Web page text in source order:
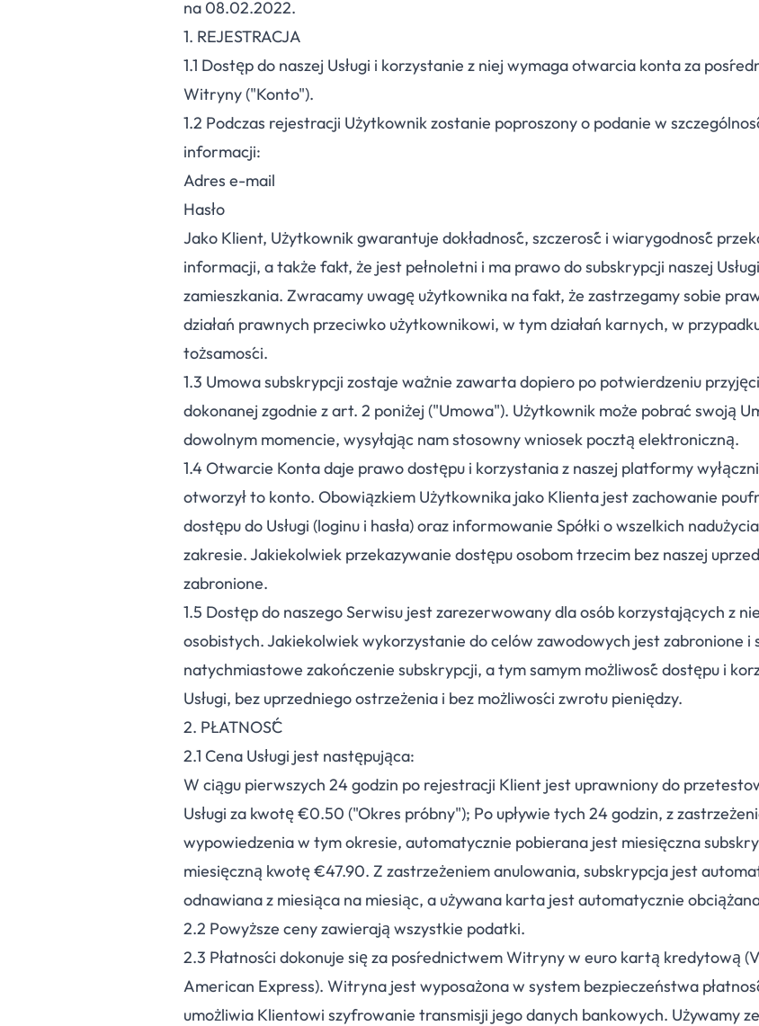
na 08.02.2022.
1. REJESTRACJA
1.1 Dostęp do naszej Usługi i korzystanie z niej wymaga otwarcia konta za
Witryny ("Konto").
1.2 Podczas rejestracji Użytkownik zostanie poproszony o podanie w
informacji:
Adres e-mail
Hasło
Jako Klient, Użytkownik gwarantuje dokładność, szczerość i wiarygodność
informacji, a także fakt, że jest pełnoletni i ma prawo do subskrypcji naszej
zamieszkania. Zwracamy uwagę użytkownika na fakt, że zastrzegamy sobie
działań prawnych przeciwko użytkownikowi, w tym działań karnych, w
tożsamości.
1.3 Umowa subskrypcji zostaje ważnie zawarta dopiero po potwierdzeniu
dokonanej zgodnie z art. 2 poniżej ("Umowa"). Użytkownik może pobrać swoją
dowolnym momencie, wysyłając nam stosowny wniosek pocztą elektroniczną.
1.4Otwarcie Konta daje prawo dostępu i korzystania z naszej platformy
otworzył to konto. Obowiązkiem Użytkownika jako Klienta jest zachowanie
dostępu do Usługi (loginu i hasła) oraz informowanie Spółki o wszelkich
zakresie. Jakiekolwiek przekazywanie dostępu osobom trzecim bez naszej
zabronione.
1.5 Dostęp do naszego Serwisu jest zarezerwowany dla osób korzystających z
osobistych. Jakiekolwiek wykorzystanie do celów zawodowych jest zabronione i
natychmiastowe zakończenie subskrypcji, a tym samym możliwość dostępu i
Usługi, bez uprzedniego ostrzeżenia i bez możliwości zwrotu pieniędzy.
2. PŁATNOŚĆ
2.1 Cena Usługi jest następująca:
W ciągu pierwszych 24 godzin po rejestracji Klient jest uprawniony do
Usługi za kwotę €0.50 ("Okres próbny"); Po upływie tych 24 godzin, z
wypowiedzenia w tym okresie, automatycznie pobierana jest miesięczna
miesięczną kwotę €47.90. Z zastrzeżeniem anulowania, subskrypcja jest
odnawiana z miesiąca na miesiąc, a używana karta jest automatycznie
2.2 Powyższe ceny zawierają wszystkie podatki.
2.3 Płatności dokonuje się za pośrednictwem Witryny w euro kartą kredytową
American Express). Witryna jest wyposażona w system bezpieczeństwa
umożliwia Klientowi szyfrowanie transmisji jego danych bankowych. Używamy